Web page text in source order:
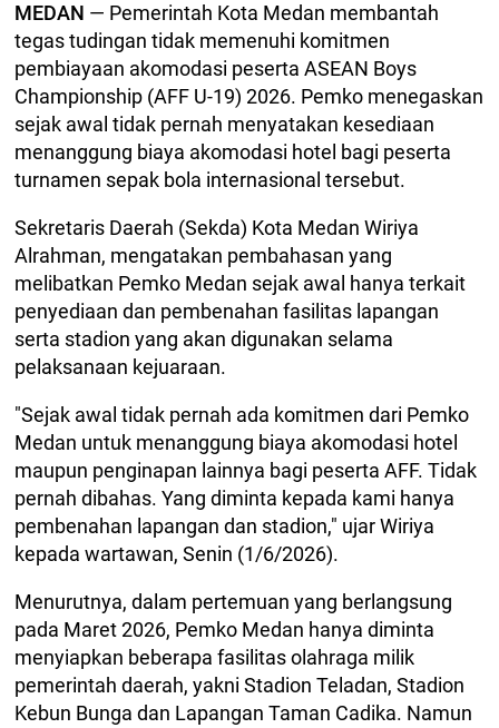
MEDAN — Pemerintah Kota Medan membantah
tegas tudingan tidak memenuhi komitmen
pembiayaan akomodasi peserta ASEAN Boys
Championship (AFF U-19) 2026. Pemko menegaskan
sejak awal tidak pernah menyatakan kesediaan
menanggung biaya akomodasi hotel bagi peserta
turnamen sepak bola internasional tersebut.
Sekretaris Daerah (Sekda) Kota Medan Wiriya
Alrahman, mengatakan pembahasan yang
melibatkan Pemko Medan sejak awal hanya terkait
penyediaan dan pembenahan fasilitas lapangan
serta stadion yang akan digunakan selama
pelaksanaan kejuaraan.
"Sejak awal tidak pernah ada komitmen dari Pemko
Medan untuk menanggung biaya akomodasi hotel
maupun penginapan lainnya bagi peserta AFF. Tidak
pernah dibahas. Yang diminta kepada kami hanya
pembenahan lapangan dan stadion," ujar Wiriya
kepada wartawan, Senin (1/6/2026).
Menurutnya, dalam pertemuan yang berlangsung
pada Maret 2026, Pemko Medan hanya diminta
menyiapkan beberapa fasilitas olahraga milik
pemerintah daerah, yakni Stadion Teladan, Stadion
Kebun Bunga dan Lapangan Taman Cadika. Namun